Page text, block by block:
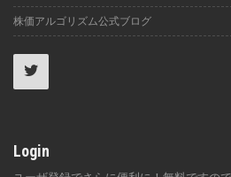
株価アルゴリズム公式ブログ
Login